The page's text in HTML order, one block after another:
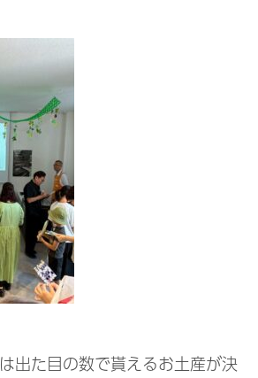
出た目の数で貰えるお土産が決